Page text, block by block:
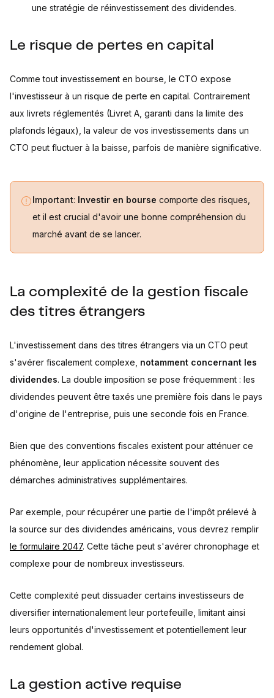
une stratégie de réinvestissement des dividendes.
Le risque de pertes en capital
Comme tout investissement en bourse, le CTO expose
l'investisseur à un risque de perte en capital. Contrairement
aux livrets réglementés (Livret A, garanti dans la limite des
plafonds légaux), la valeur de vos investissements dans un
CTO peut fluctuer à la baisse, parfois de manière significative.
Important: Investir en bourse comporte des risques,
et il est crucial d'avoir une bonne compréhension du
marché avant de se lancer.
La complexité de la gestion fiscale
des titres étrangers
L'investissement dans des titres étrangers via un CTO peut
s'avérer fiscalement complexe, notamment concernant les
dividendes. La double imposition se pose fréquemment : les
dividendes peuvent être taxés une première fois dans le pays
d'origine de l'entreprise, puis une seconde fois en France.
Bien que des conventions fiscales existent pour atténuer ce
phénomène, leur application nécessite souvent des
démarches administratives supplémentaires.
Par exemple, pour récupérer une partie de l'impôt prélevé à
la source sur des dividendes américains, vous devrez remplir
le formulaire 2047. Cette tâche peut s'avérer chronophage et
complexe pour de nombreux investisseurs.
Cette complexité peut dissuader certains investisseurs de
diversifier internationalement leur portefeuille, limitant ainsi
leurs opportunités d'investissement et potentiellement leur
rendement global.
La gestion active requise